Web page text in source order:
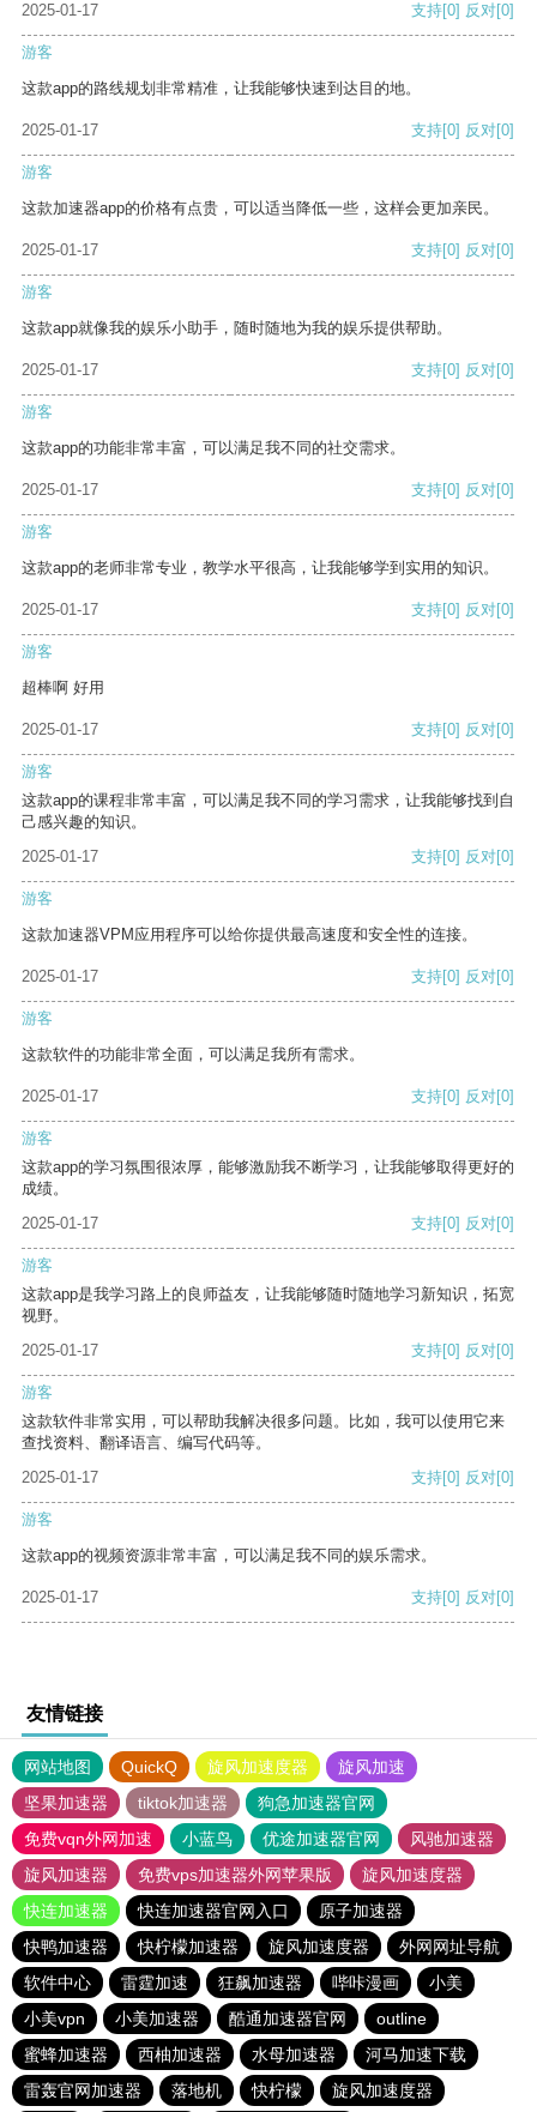
2025-01-17 支持[0] 反对[0]
游客
这款app的路线规划非常精准，让我能够快速到达目的地。
2025-01-17 支持[0] 反对[0]
游客
这款加速器app的价格有点贵，可以适当降低一些，这样会更加亲民。
2025-01-17 支持[0] 反对[0]
游客
这款app就像我的娱乐小助手，随时随地为我的娱乐提供帮助。
2025-01-17 支持[0] 反对[0]
游客
这款app的功能非常丰富，可以满足我不同的社交需求。
2025-01-17 支持[0] 反对[0]
游客
这款app的老师非常专业，教学水平很高，让我能够学到实用的知识。
2025-01-17 支持[0] 反对[0]
游客
超棒啊 好用
2025-01-17 支持[0] 反对[0]
游客
这款app的课程非常丰富，可以满足我不同的学习需求，让我能够找到自
己感兴趣的知识。
2025-01-17
支持[0] 反对[0]
游客
这款加速器VPM应用程序可以给你提供最高速度和安全性的连接。
2025-01-17 支持[0] 反对[0]
游客
这款软件的功能非常全面，可以满足我所有需求。
2025-01-17 支持[0] 反对[0]
游客
这款app的学习氛围很浓厚，能够激励我不断学习，让我能够取得更好的
成绩。
2025-01-17
支持[0] 反对[0]
游客
这款app是我学习路上的良师益友，让我能够随时随地学习新知识，拓宽
视野。
2025-01-17
支持[0] 反对[0]
游客
这款软件非常实用，可以帮助我解决很多问题。比如，我可以使用它来
查找资料、翻译语言、编写代码等。
2025-01-17
支持[0] 反对[0]
游客
这款app的视频资源非常丰富，可以满足我不同的娱乐需求。
2025-01-17 支持[0] 反对[0]
友情链接
网站地图 QuickQ 旋风加速度器
旋风加速
坚果加速器
tiktok加速器
狗急加速器官网
免费vqn外网加速
小蓝鸟 优途加速器官网
风驰加速器
旋风加速器
免费vps加速器外网苹果版
旋风加速度器
快连加速器
快连加速器官网入口
原子加速器
快鸭加速器
快柠檬加速器 旋风加速度器
外网网址导航
软件中心
雷霆加速 狂飙加速器 哔咔漫画
小美
小美vpn
小美加速器 酷通加速器官网
outline
蜜蜂加速器
西柚加速器 水母加速器
河马加速下载
雷轰官网加速器
落地机 快柠檬 旋风加速度器